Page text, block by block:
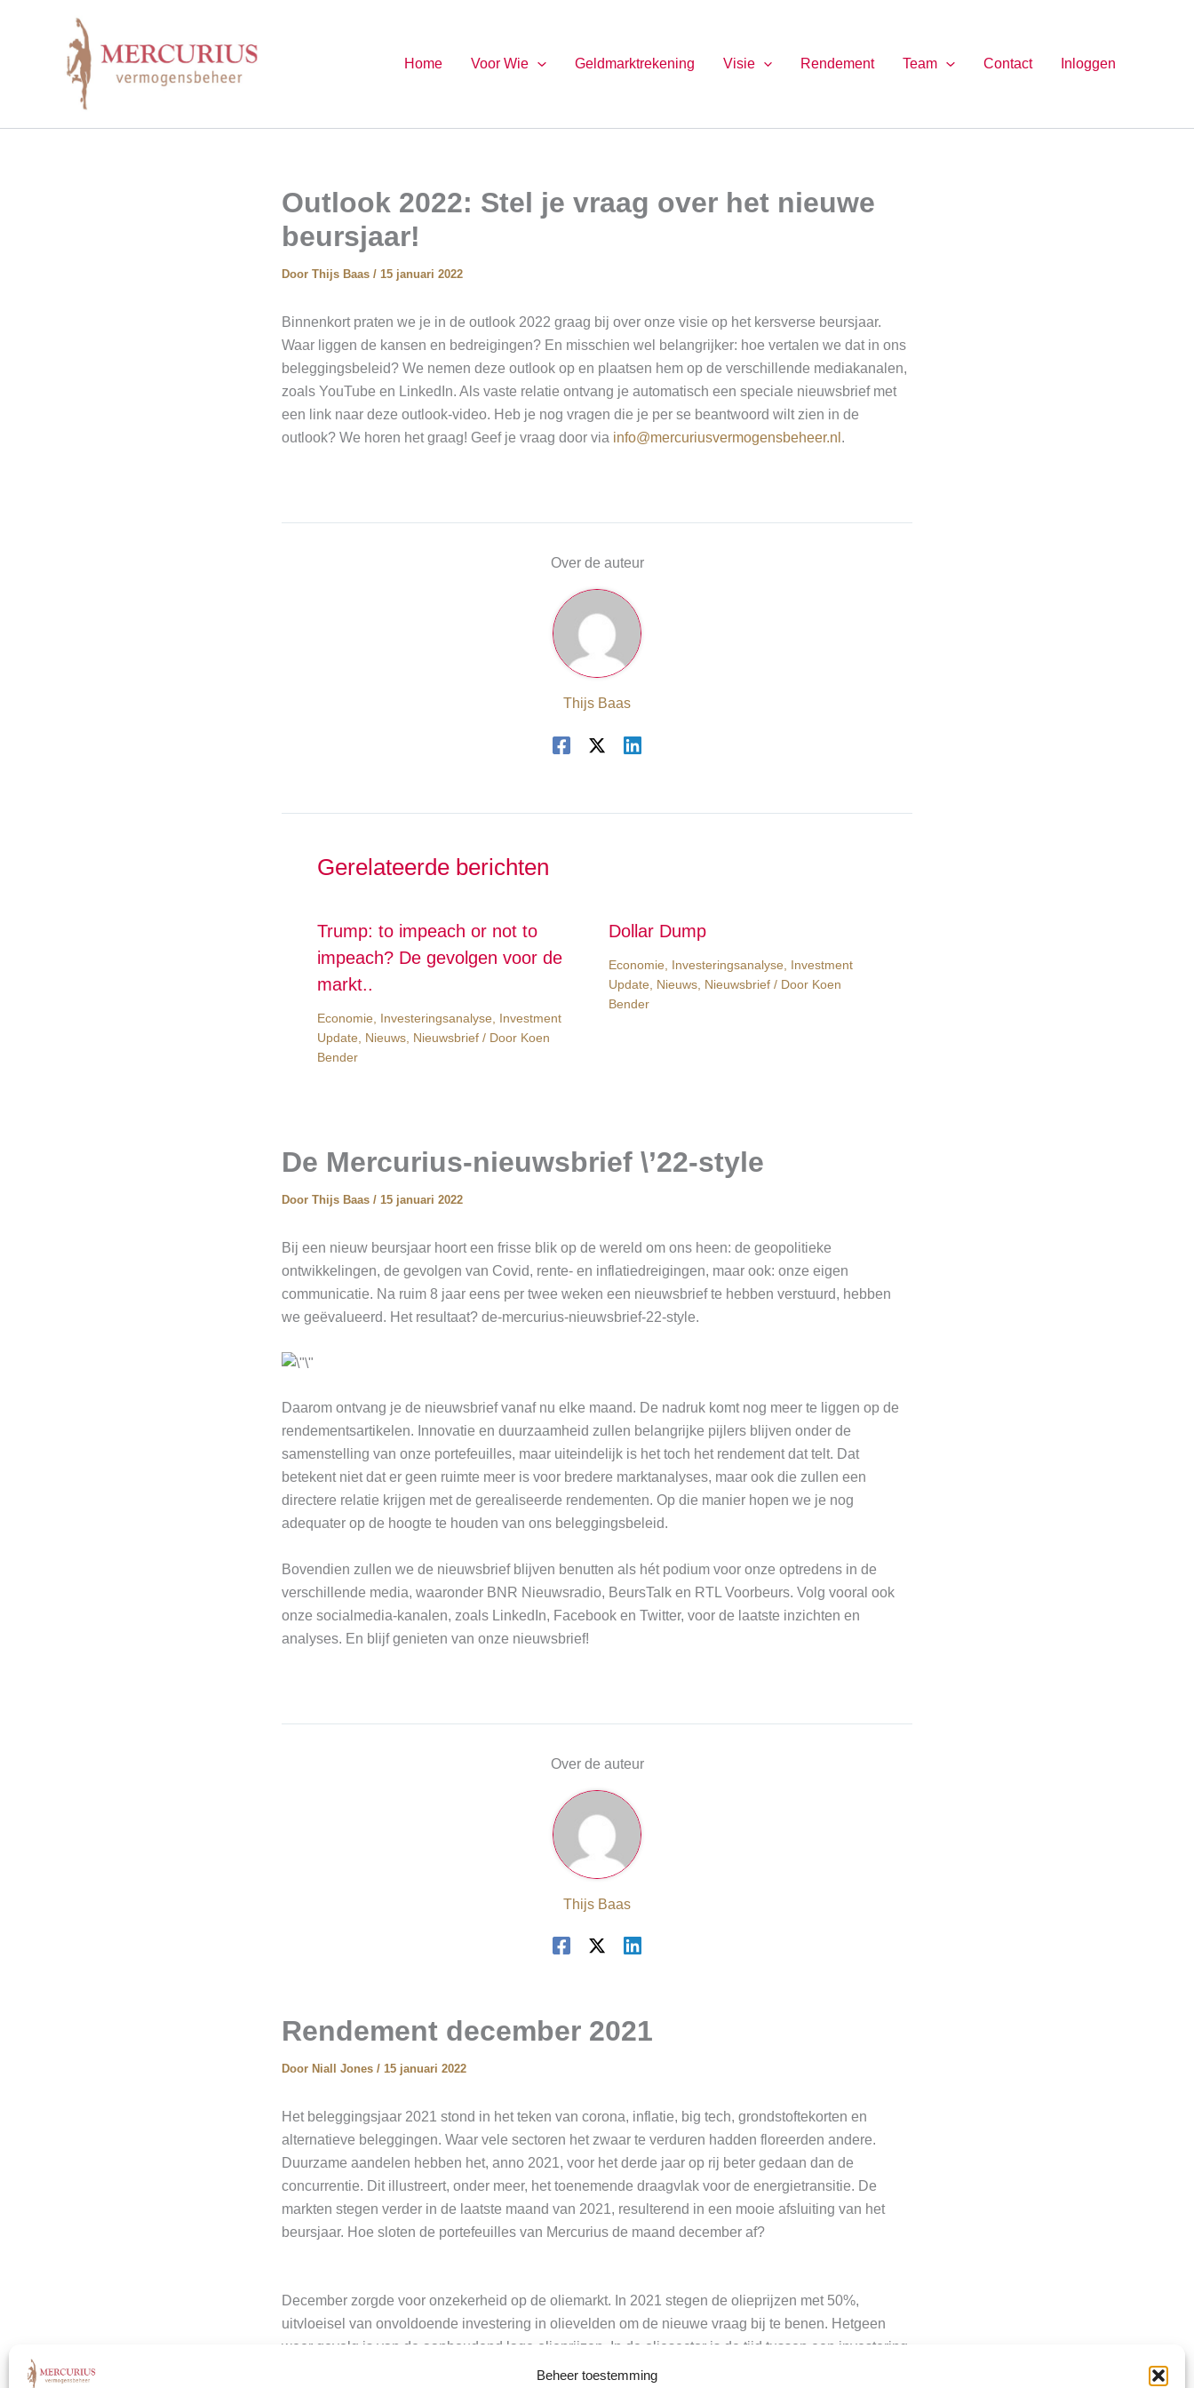
Beheer toestemming
Home Voor Wie Geldmarktrekening Visie Rendement Team Contact Inloggen
Outlook 2022: Stel je vraag over het nieuwe
beursjaar!
Door Thijs Baas / 15 januari 2022
Binnenkort praten we je in de outlook 2022 graag bij over onze visie op het kersverse beursjaar.
Waar liggen de kansen en bedreigingen? En misschien wel belangrijker: hoe vertalen we dat in ons
beleggingsbeleid? We nemen deze outlook op en plaatsen hem op de verschillende mediakanalen,
zoals YouTube en LinkedIn. Als vaste relatie ontvang je automatisch een speciale nieuwsbrief met
een link naar deze outlook-video. Heb je nog vragen die je per se beantwoord wilt zien in de
outlook? We horen het graag! Geef je vraag door via info@mercuriusvermogensbeheer.nl .
Over de auteur
Thijs Baas
Gerelateerde berichten
Trump: to impeach or not to
impeach? De gevolgen voor de
markt..
Economie Investeringsanalyse
Investment
Update
Nieuws Nieuwsbrief / Door Koen
Bender
Dollar Dump
Economie Investeringsanalyse
Investment
Update
Nieuws, Nieuwsbrief/ Door Koen
Bender
De Mercurius-nieuwsbrief \’22-style
Door Thijs Baas / 15 januari 2022
Bij een nieuw beursjaar hoort een frisse blik op de wereld om ons heen: de geopolitieke
ontwikkelingen, de gevolgen van Covid, rente- en inflatiedreigingen, maar ook: onze eigen
communicatie. Na ruim 8 jaar eens per twee weken een nieuwsbrief te hebben verstuurd, hebben
we geëvalueerd. Het resultaat? de-mercurius-nieuwsbrief-22-style.
Daarom ontvang je de nieuwsbrief vanaf nu elke maand. De nadruk komt nog meer te liggen op de
rendementsartikelen. Innovatie en duurzaamheid zullen belangrijke pijlers blijven onder de
samenstelling van onze portefeuilles, maar uiteindelijk is het toch het rendement dat telt. Dat
betekent niet dat er geen ruimte meer is voor bredere marktanalyses, maar ook die zullen een
directere relatie krijgen met de gerealiseerde rendementen. Op die manier hopen we je nog
adequater op de hoogte te houden van ons beleggingsbeleid.
Bovendien zullen we de nieuwsbrief blijven benutten als hét podium voor onze optredens in de
verschillende media, waaronder BNR Nieuwsradio, BeursTalk en RTL Voorbeurs. Volg vooral ook
onze socialmedia-kanalen, zoals LinkedIn, Facebook en Twitter, voor de laatste inzichten en
analyses. En blijf genieten van onze nieuwsbrief!
Over de auteur
Thijs Baas
Rendement december 2021
Door Niall Jones / 15 januari 2022
Het beleggingsjaar 2021 stond in het teken van corona, inflatie, big tech, grondstoftekorten en
alternatieve beleggingen. Waar vele sectoren het zwaar te verduren hadden floreerden andere.
Duurzame aandelen hebben het, anno 2021, voor het derde jaar op rij beter gedaan dan de
concurrentie. Dit illustreert, onder meer, het toenemende draagvlak voor de energietransitie. De
markten stegen verder in de laatste maand van 2021, resulterend in een mooie afsluiting van het
beursjaar. Hoe sloten de portefeuilles van Mercurius de maand december af?
December zorgde voor onzekerheid op de oliemarkt. In 2021 stegen de olieprijzen met 50%,
uitvloeisel van onvoldoende investering in olievelden om de nieuwe vraag bij te benen. Hetgeen
weer gevolg is van de aanhoudend lage olieprijzen. In de oliesector is de tijd tussen een investering
en oliewinning relatief lang. Daardoor ontstaat een klassieke varkenscyclus. Opvallend is dat de